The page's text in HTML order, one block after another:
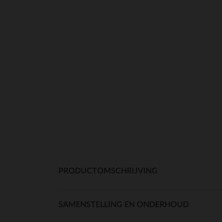
PRODUCTOMSCHRIJVING
SAMENSTELLING EN ONDERHOUD